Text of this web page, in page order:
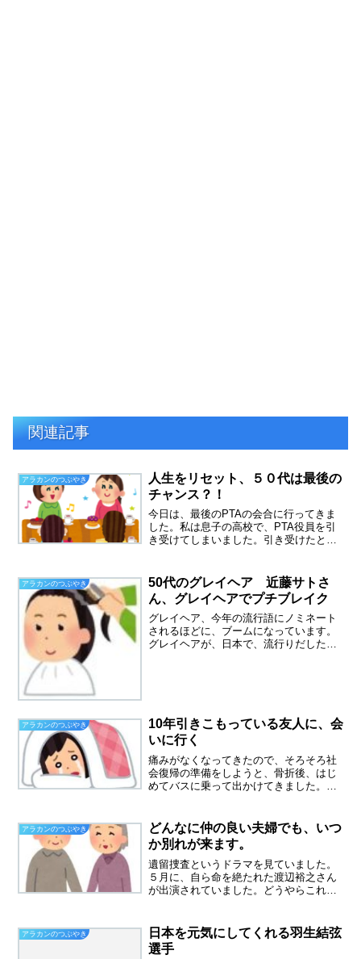
関連記事
アラカンのつぶやき
人生をリセット、５０代は最後の
チャンス？！
今日は、最後のPTAの会合に行ってきま
した。私は息子の高校で、PTA役員を引
き受けてしまいました。引き受けたとい
入学式の直後にありました。役員決めが
あることを知ってい...
アラカンのつぶやき
50代のグレイヘア 近藤サトさ
ん、グレイヘアでプチブレイク
グレイヘア、今年の流行語にノミネート
されるほどに、ブームになっています。
グレイヘアが、日本で、流行りだしたの
アラカンのつぶやき
10年引きこもっている友人に、会
いに行く
痛みがなくなってきたので、そろそろ社
会復帰の準備をしようと、骨折後、はじ
めてバスに乗って出かけてきました。や
ったので、ひどく疲れました。これがフ
レイルと言われるモノかも...
アラカンのつぶやき
どんなに仲の良い夫婦でも、いつ
か別れが来ます。
遺留捜査というドラマを見ていました。
５月に、自ら命を絶たれた渡辺裕之さん
が出演されていました。どうやらこれが
悩んでおられたのか。原日出子さんと渡
辺裕之さんは、芸能界では...
アラカンのつぶやき
日本を元気にしてくれる羽生結弦
選手